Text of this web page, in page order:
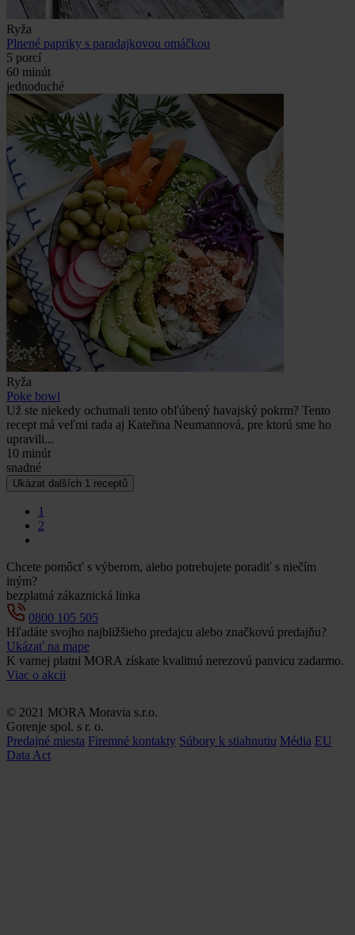
Ryža
Plnené papriky s paradajkovou omáčkou
5 porcí
60 minút
jednoduché
Ryža
Poke bowl
Už ste niekedy ochutnali tento obľúbený havajský pokrm? Tento
recept má veľmi rada aj Kateřina Neumannová, pre ktorú sme ho
upravili...
10 minút
snadné
Ukázat dalších 1 receptů
1
2
Chcete pomôcť s výberom, alebo potrebujete poradiť s niečím
iným?
bezplatná zákaznická linka
0800 105 505
Hľadáte svojho najbližšieho predajcu alebo značkovú predajňu?
Ukázať na mape
K varnej platni MORA získate kvalitnú nerezovú panvicu zadarmo.
Viac o akcii
© 2021 MORA Moravia s.r.o.
Gorenje spol. s r. o.
Predajné miesta Firemné kontakty Súbory k stiahnutiu Média EU
Data Act